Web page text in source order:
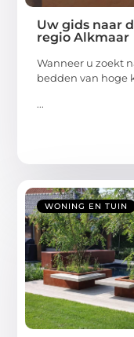
Uw gids naar
regio Alkmaar
Wanneer u zoekt
bedden van hoge
...
WONING EN TUIN